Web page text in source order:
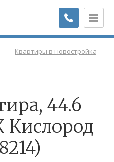
- Квартиры в новостройках
44.6
Кислород